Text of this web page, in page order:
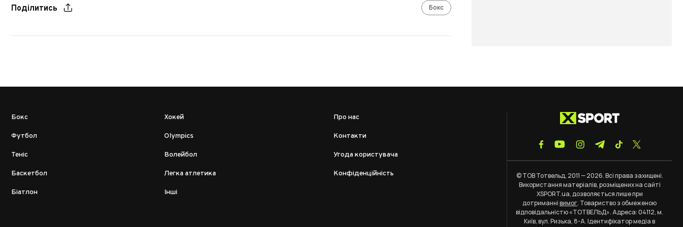
Поділитись Бокс
Бокс
Футбол
Теніс
Баскетбол
Біатлон
Хокей
Olympics
Волейбол
Легка атлетика
Інші
Про нас
Контакти
Угода користувача
Конфіденційність
© ТОВ Тотвельд, 2011 — 2026. Всі права захищені.
Використання матеріалів, розміщених на сайті
XSPORT.ua, дозволяється лише при
дотриманнівимог. Товариство з обмеженою
відповідальністю «ТОТВЕЛЬД». Адреса: 04112, м.
Київ, вул. Ризька, 8-А. Ідентифікатор медіа в